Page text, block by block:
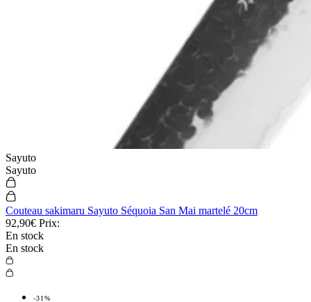
Sayuto
Sayuto
Couteau sakimaru Sayuto Séquoia San Mai martelé 20cm
92,90€ Prix:
En stock
En stock
-31%